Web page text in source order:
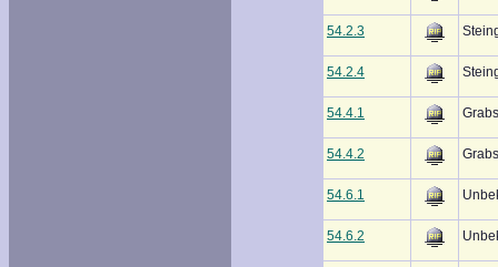
54.2.3
54.2.4
54.4.1
54.4.2
54.6.1
54.6.2